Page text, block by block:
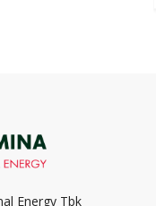
Energy Tbk